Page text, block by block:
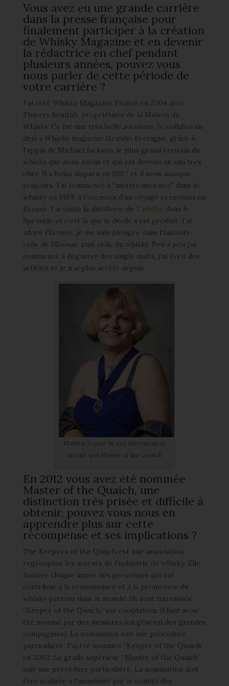
Vous avez eu une grande carrière
dans la presse française pour
finalement participer à la création
de Whisky Magazine et en devenir
la rédactrice en chef pendant
plusieurs années, pouvez vous
nous parler de cette période de
votre carrière ?
J’ai créé Whisky Magazine France en 2004 avec
Thierry Bénitah, propriétaire de la Maison du
Whisky. Ce fut une très belle aventure. Je collaborais
déjà à Whisky magazine Grande-Bretagne, grâce à
l’appui de Michael Jackson, le plus grand écrivain du
whisky que nous ayons et qui est devenu un ami très
cher. Il a hélas disparu en 2007 et il nous manque
toujours. J’ai commencé à “mettre mon nez” dans le
whisky en 1989, à l’occasion d’un voyage personnel en
Ecosse. J’ai visité la distillerie de Tamdhu dans le
Speyside et c’est là que le déclic s’est produit. J’ai
adoré l’Ecosse, je me suis plongée dans l’histoire,
celle de l’Ecosse puis celle du whisky. Peu à peu j’ai
commencé à déguster des single malts, j’ai écrit des
articles et je n’ai plus arrêté depuis.
Martine le jour de son intronisation
en tant que Master of the Quaich
En 2012 vous avez été nommée
Master of the Quaich, une
distinction très prisée et difficile à
obtenir, pouvez vous nous en
apprendre plus sur cette
récompense et ses implications ?
The Keepers of the Quaich est une association
regroupant les acteurs de l’industrie du whisky. Elle
honore chaque année des personnes qui ont
contribué à la connaissance et à la promotion du
whisky partout dans le monde. Ils sont intronisés
“Keeper of the Quaich” sur cooptation. Il faut avoir
été nommé par des membres (en général des grandes
compagnies). La nomination suit une procédure
particulière. J’ai été nommée “Keeper of the Quaich”
en 2002. Le grade supérieur “Master of the Quaich”
suit une procédure particulière. La nomination doit
être avalisée à l’unanimité par le comité des